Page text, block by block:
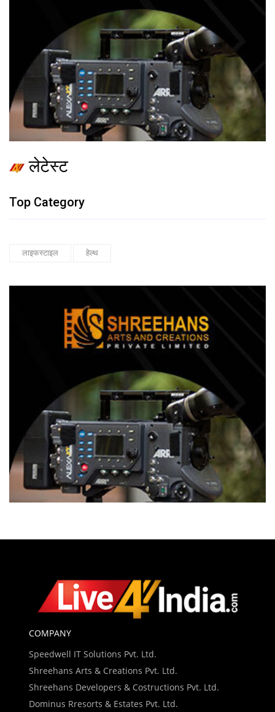
लेटेस्ट
Top Category
लाइफस्टाइल हेल्थ
COMPANY
Speedwell IT Solutions Pvt. Ltd.
Shreehans Arts & Creations Pvt. Ltd.
Shreehans Developers & Costructions Pvt. Ltd.
Dominus Rresorts & Estates Pvt. Ltd.